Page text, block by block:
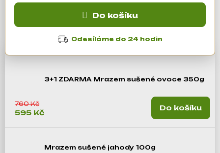
3+1 ZDARMA Mrazem sušené ovoce 350g
760 Kč
595 Kč
Do košíku
Mrazem sušené jahody 100g
Do košíku
Odesíláme do 24 hodin
o
r
u